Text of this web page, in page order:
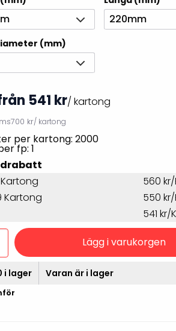
streckkodsläsare
Outlet-etiketter
220mm
(mm)
541 kr/ kartong
700 kr/ kartong
per kartong: 2000
fp: 1
Kartong
560
Kartong
550
541
Lägg i varukorgen
i lager Varan är i lager